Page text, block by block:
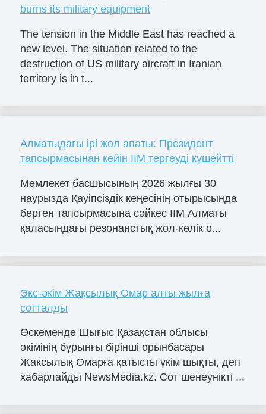
burns its military equipment
The tension in the Middle East has reached a
new level. The situation related to the
destruction of US military aircraft in Iranian
territory is in t...
Алматыдағы ірі жол апаты: Президент
тапсырмасынан кейін ІІМ тергеуді күшейтті
Мемлекет басшысының 2026 жылғы 30
наурызда Қауіпсіздік кеңесінің отырысында
берген тапсырмасына сәйкес ІІМ Алматы
қаласындағы резонанстық жол-көлік о...
Экс-әкім Жақсылық Омар алты жылға
сотталды
Өскеменде Шығыс Қазақстан облысы
әкімінің бұрынғы бірінші орынбасары
Жаксылық Омарға қатысты үкім шықты, деп
хабарлайды NewsMedia.kz. Сот шенеунікті ...